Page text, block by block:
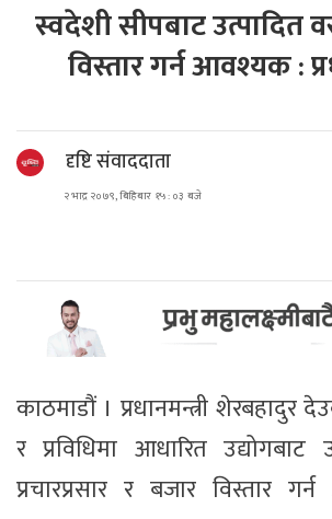
स्वदेशी सीपबाट उत्पादित
विस्तार गर्न आवश्यक :
दृष्टि संवाददाता
२ भाद्र २०७९, बिहिबार १५ : ०३ बजे
काठमाडौं । प्रधानमन्त्री शेरबहादुर
र प्रविधिमा आधारित उद्योगबाट
प्रचारप्रसार र बजार विस्तार